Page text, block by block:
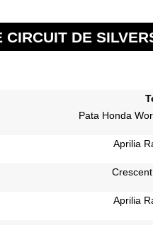
DE
Pata Honda
Aprilia
Aprilia